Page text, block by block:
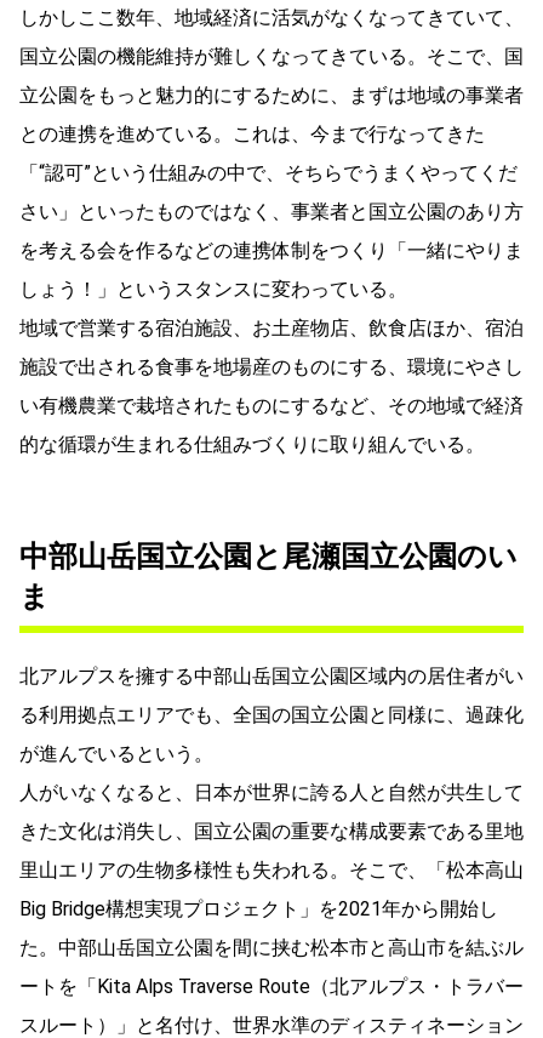
しかしここ数年、地域経済に活気がなくなってきていて、
国立公園の機能維持が難しくなってきている。そこで、国
立公園をもっと魅力的にするために、まずは地域の事業者
との連携を進めている。これは、今まで行なってきた
「“認可”という仕組みの中で、そちらでうまくやってくだ
さい」といったものではなく、事業者と国立公園のあり方
を考える会を作るなどの連携体制をつくり「一緒にやりま
しょう！」というスタンスに変わっている。
地域で営業する宿泊施設、お土産物店、飲食店ほか、宿泊
施設で出される食事を地場産のものにする、環境にやさし
い有機農業で栽培されたものにするなど、その地域で経済
的な循環が生まれる仕組みづくりに取り組んでいる。
中部山岳国立公園と尾瀬国立公園のい
ま
北アルプスを擁する中部山岳国立公園区域内の居住者がい
る利用拠点エリアでも、全国の国立公園と同様に、過疎化
が進んでいるという。
人がいなくなると、日本が世界に誇る人と自然が共生して
きた文化は消失し、国立公園の重要な構成要素である里地
里山エリアの生物多様性も失われる。そこで、「松本高山
Big Bridge構想実現プロジェクト」を2021年から開始し
た。中部山岳国立公園を間に挟む松本市と高山市を結ぶル
ートを「Kita Alps Traverse Route（北アルプス・トラバー
スルート）」と名付け、世界水準のディスティネーション